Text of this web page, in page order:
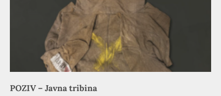
POZIV – Javna tribina